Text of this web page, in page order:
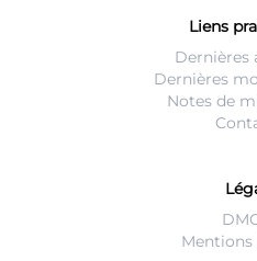
Liens
Dernières
Dernières
Notes de
Mentions